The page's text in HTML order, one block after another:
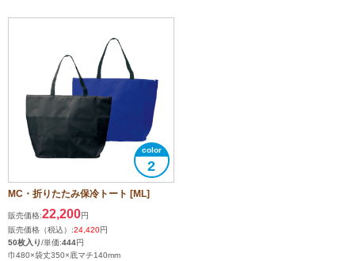
2
MC・折りたたみ保冷トート [ML]
販売価格:22,200円
販売価格（税込）:24,420円
50枚入り/単価:444円
巾480×袋丈350×底マチ140mm